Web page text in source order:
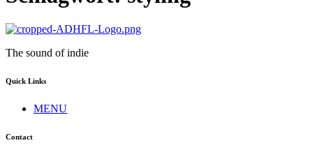
The sound of indie
Quick Links
MENU
Contact